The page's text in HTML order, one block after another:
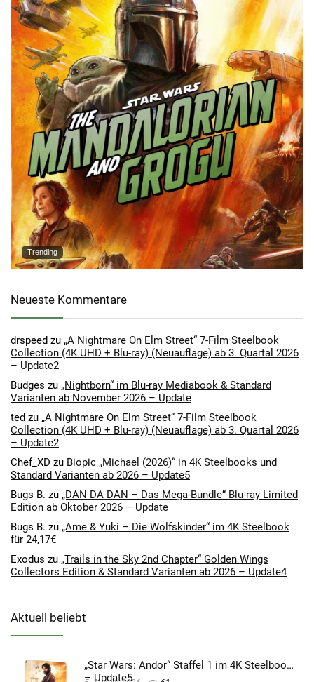
Trending
Neueste Kommentare
drspeed zu „A Nightmare On Elm Street“ 7-Film Steelbook
Collection (4K UHD + Blu-ray) (Neuauflage) ab 3. Quartal 2026
– Update2
Budges zu „Nightborn“ im Blu-ray Mediabook & Standard
Varianten ab November 2026 – Update
ted zu „A Nightmare On Elm Street“ 7-Film Steelbook
Collection (4K UHD + Blu-ray) (Neuauflage) ab 3. Quartal 2026
– Update2
Chef_XD zu Biopic „Michael (2026)“ in 4K Steelbooks und
Standard Varianten ab 2026 – Update5
Bugs B. zu „DAN DA DAN – Das Mega-Bundle“ Blu-ray Limited
Edition ab Oktober 2026 – Update
Bugs B. zu „Ame & Yuki – Die Wolfskinder“ im 4K Steelbook
für 24,17€
Exodus zu „Trails in the Sky 2nd Chapter“ Golden Wings
Collectors Edition & Standard Varianten ab 2026 – Update4
Aktuell beliebt
„Star Wars: Andor“ Staffel 1 im 4K Steelbook
– Update5